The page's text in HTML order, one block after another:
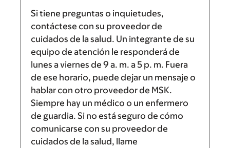
Si tiene preguntas o inquietudes,
contáctese con su proveedor de
cuidados de la salud. Un integrante de su
equipo de atención le responderá de
lunes a viernes de 9 a. m. a5 p. m. Fuera
de ese horario, puede dejar un mensaje o
hablar con otro proveedor de MSK.
Siempre hay un médico o un enfermero
de guardia. Si no está seguro de cómo
comunicarse con su proveedor de
cuidados de la salud, llame